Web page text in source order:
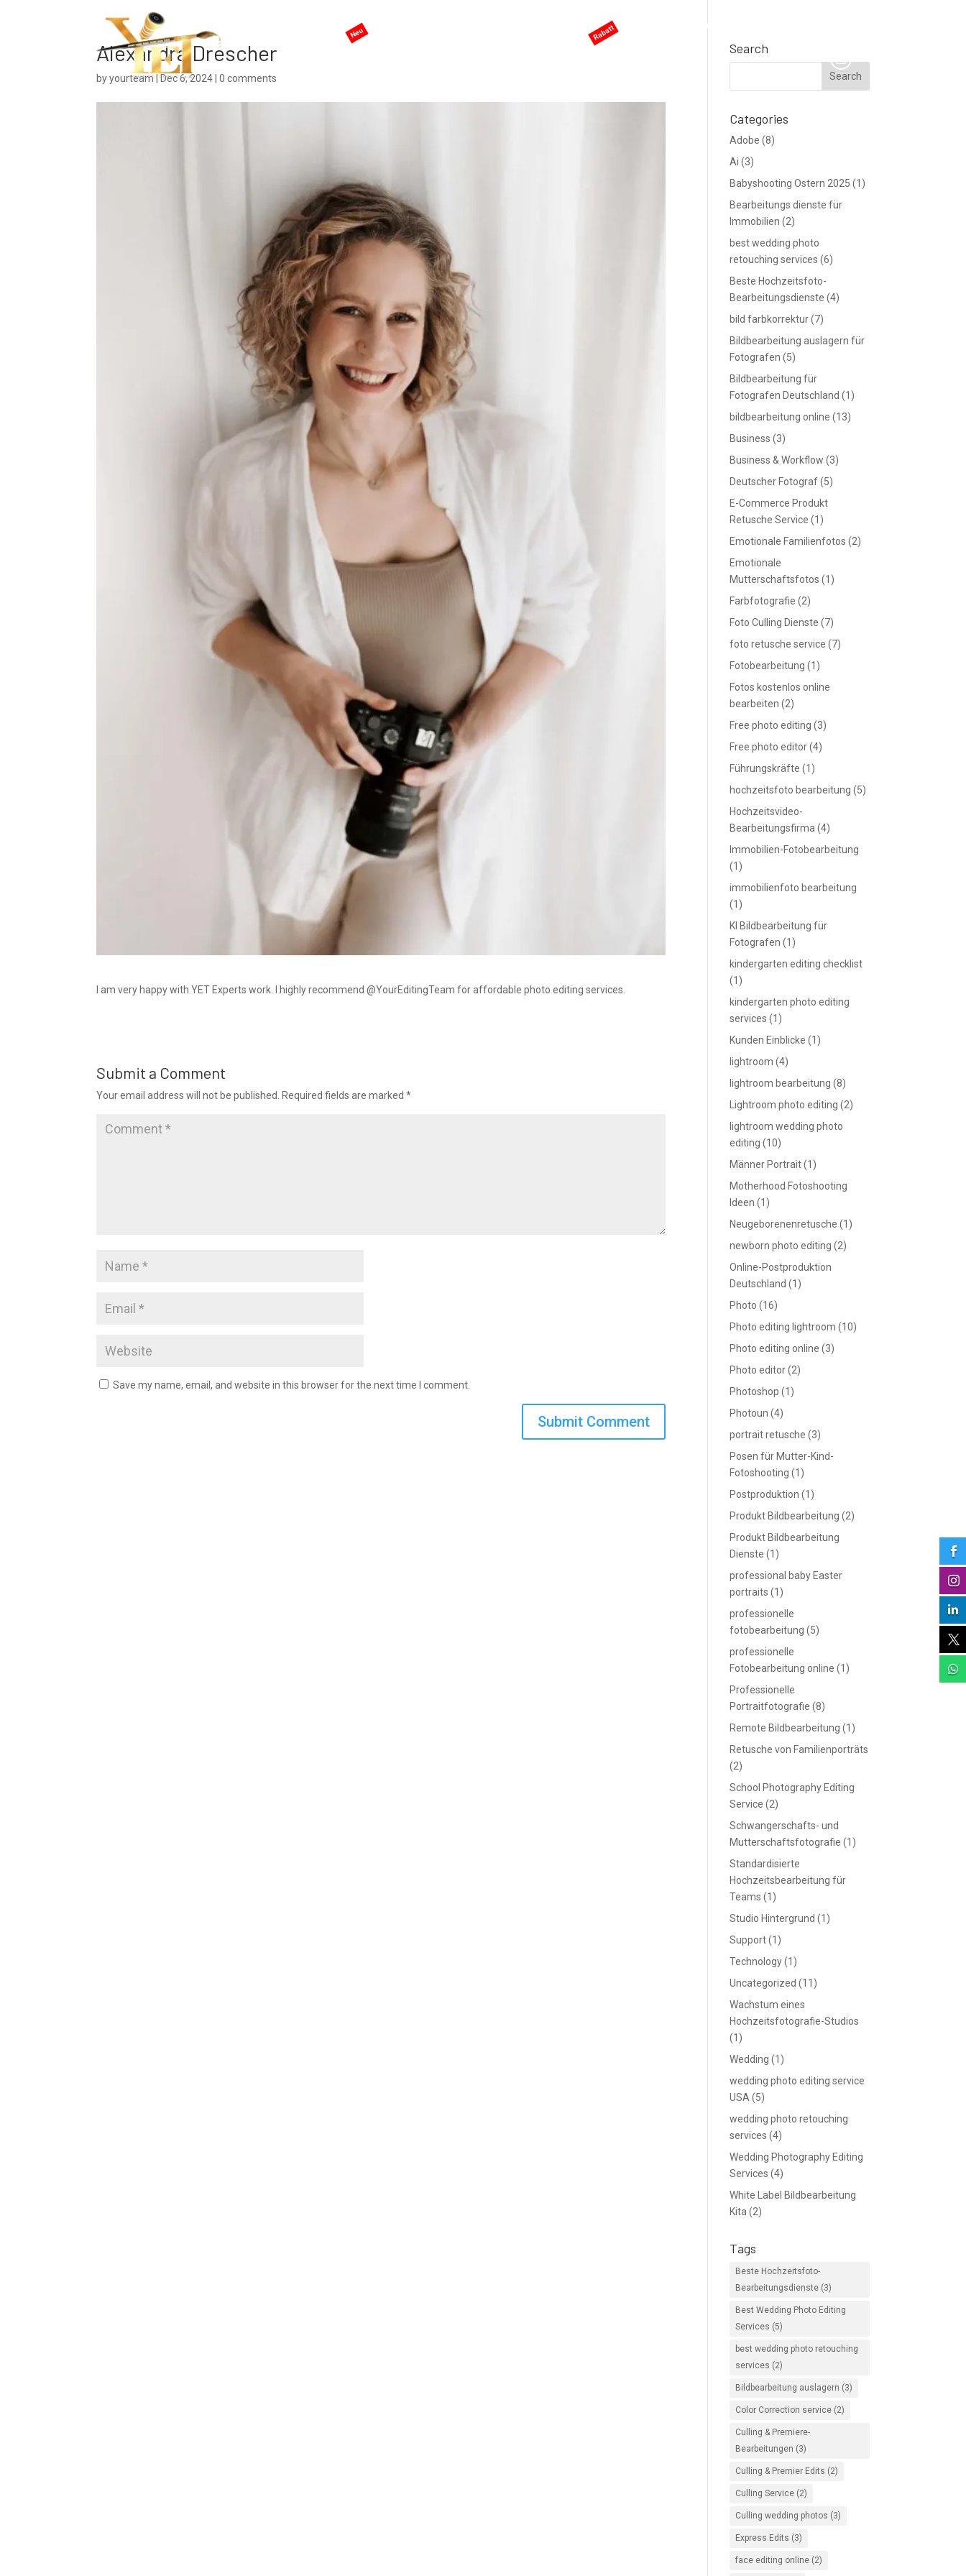
KI-Services ANGEBOTE Support
Alexandra Drescher
byyourteam|Dec 6, 2024 |0 comments
I am very happy with YET Experts work. I highly recommend @YourEditingTeam for affordable photo editing services.
Submit a Comment
Your email address will not be published. Required fields are marked*
Save my name, email, and website in this browser for the next time I comment.
Search
Categories
Adobe (8)
Ai (3)
Babyshooting Ostern 2025 (1)
Bearbeitungs dienste für
Immobilien (2)
best wedding photo
retouching services (6)
Beste Hochzeitsfoto-
Bearbeitungsdienste (4)
bild farbkorrektur(7)
Bildbearbeitung auslagern für
Fotografen (5)
Bildbearbeitung für
Fotografen Deutschland (1)
bildbearbeitung online (13)
Business (3)
Business & Workflow (3)
Deutscher Fotograf(5)
E-Commerce Produkt
Retusche Service (1)
Emotionale Familienfotos (2)
Emotionale
Mutterschaftsfotos (1)
Farbfotografie (2)
Foto Culling Dienste (7)
foto retusche service (7)
Fotobearbeitung (1)
Fotos kostenlos online
bearbeiten (2)
Free photo editing (3)
Free photo editor(4)
Führungskräfte (1)
hochzeitsfoto bearbeitung (5)
Hochzeitsvideo-
Bearbeitungsfirma (4)
Immobilien-Fotobearbeitung
(1)
immobilienfoto bearbeitung
(1)
KI Bildbearbeitung für
Fotografen (1)
kindergarten editing checklist
(1)
kindergarten photo editing
services (1)
Kunden Einblicke (1)
lightroom (4)
lightroom bearbeitung (8)
Lightroom photo editing (2)
lightroom wedding photo
editing (10)
Männer Portrait(1)
Motherhood Fotoshooting
Ideen (1)
Neugeborenenretusche (1)
newborn photo editing (2)
Online-Postproduktion
Deutschland (1)
Photo (16)
Photo editing lightroom (10)
Photo editing online (3)
Photo editor(2)
Photoshop (1)
Photoun (4)
portrait retusche (3)
Posen für Mutter-Kind-
Fotoshooting (1)
Postproduktion (1)
Produkt Bildbearbeitung (2)
Produkt Bildbearbeitung
Dienste (1)
professional baby Easter
portraits (1)
professionelle
fotobearbeitung (5)
professionelle
Fotobearbeitung online (1)
Professionelle
Portraitfotografie (8)
Remote Bildbearbeitung (1)
Retusche von Familienporträts
(2)
School Photography Editing
Service (2)
Schwangerschafts- und
Mutterschaftsfotografie (1)
Standardisierte
Hochzeitsbearbeitung für
Teams (1)
Studio Hintergrund (1)
Support(1)
Technology(1)
Uncategorized (11)
Wachstum eines
Hochzeitsfotografie-Studios
(1)
Wedding (1)
wedding photo editing service
USA (5)
wedding photo retouching
services (4)
Wedding Photography Editing
Services (4)
White Label Bildbearbeitung
Kita (2)
Tags
Beste Hochzeitsfoto-
Bearbeitungsdienste (3)
Best Wedding Photo Editing
Services (5)
best wedding photo retouching
services (2)
Bildbearbeitung auslagern (3)
Color Correction service (2)
Culling & Premiere-
Bearbeitungen (3)
Culling & Premier Edits (2)
Culling Service (2)
Culling wedding photos (3)
Express Edits (3)
face editing online (2)




